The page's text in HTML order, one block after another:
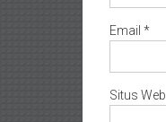
Email *
Situs Web